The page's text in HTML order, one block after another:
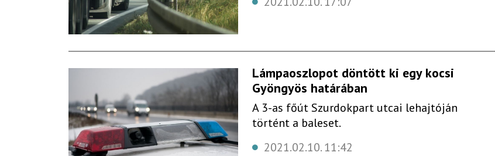
Lámpaoszlopot döntött ki egy kocsi
Gyöngyös határában
A 3-as főút Szurdokpart utcai lehajtóján
történt a baleset.
2021.02.10. 11:42